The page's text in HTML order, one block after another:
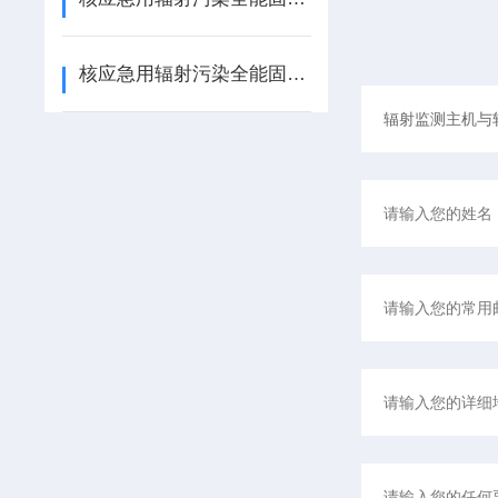
核应急用辐射污染全能固化去污剂是什么？